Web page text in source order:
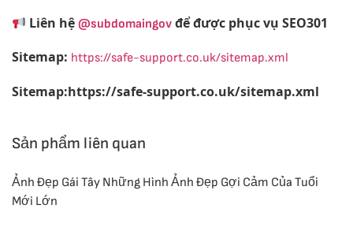
Liên hệ@subdomaingov để được phục vụ SEO301
Sitemap: https://safe-support.co.uk/sitemap.xml
Sitemap:https://safe-support.co.uk/sitemap.xml
Sản phẩm liên quan
Ảnh Đẹp Gái Tây Những Hình Ảnh Đẹp Gợi Cảm Của Tuổi
Mới Lớn